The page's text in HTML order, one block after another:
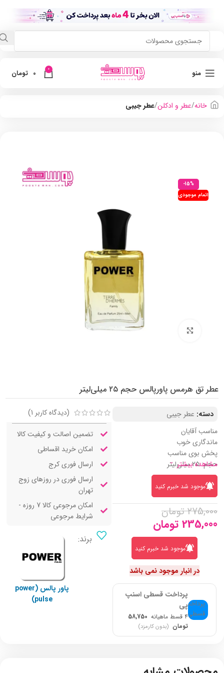
منو 0
0 تومان
خانه عطر و ادکلن عطر جیبی
-15%
اتمام موجودی
بزرگنمایی تصویر
عطر تق هرمس پاورپالس حجم ۲۵ میلی‌لیتر
دسته: عطر جیبی
مناسب آقایان
ماندگاری خوب
پخش بوی مناسب
حجم: ۲۵ میلی‌لیتر
مشاهده بیشتر
موجود شد خبرم کنید
275,000 تومان
235,000 تومان
موجود شد خبرم کنید
در انبار موجود نمی باشد
پرداخت قسطی اسنپ
پی
۴ قسط ماهیانه
58,750
تومان (بدون کارمزد)
(دیدگاه کاربر 1
)
تضمین اصالت و کیفیت کالا
امکان خرید اقساطی
ارسال فوری کرج
ارسال فوری در روزهای زوج
تهران
امکان مرجوعی کالا 7 روزه -
شرایط مرجوعی
برند:
پاور پالس (power
pulse)